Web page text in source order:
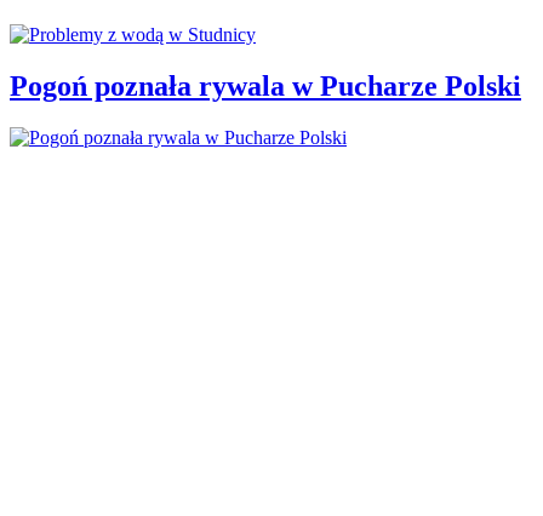
Pogoń poznała rywala w Pucharze Polski